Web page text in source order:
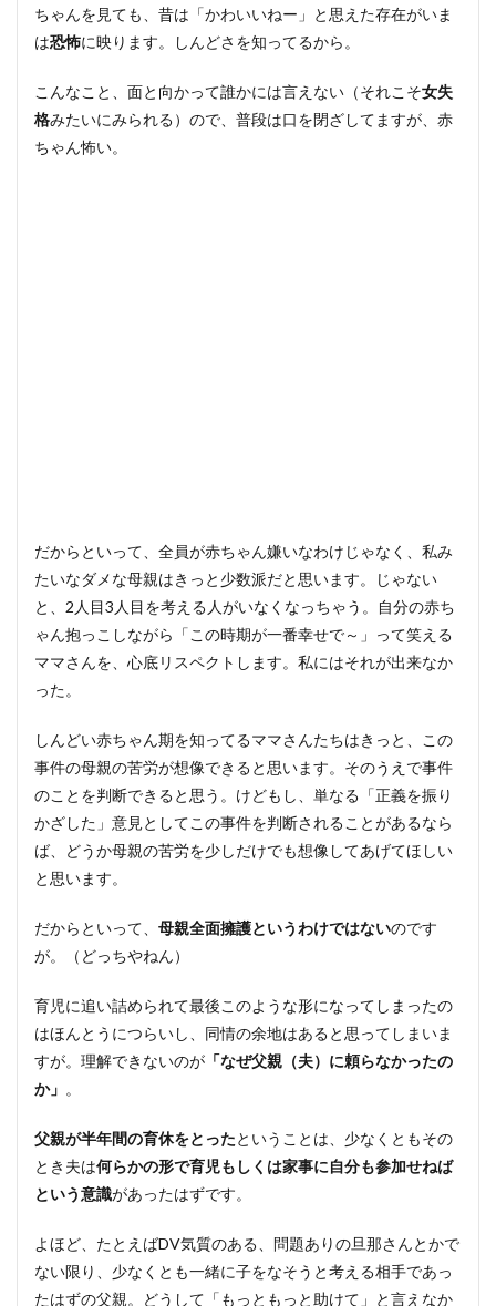
ちゃんを見ても、昔は「かわいいねー」と思えた存在がいま
は恐怖に映ります。しんどさを知ってるから。
こんなこと、面と向かって誰かには言えない（それこそ女失
格みたいにみられる）ので、普段は口を閉ざしてますが、赤
ちゃん怖い。
だからといって、全員が赤ちゃん嫌いなわけじゃなく、私み
たいなダメな母親はきっと少数派だと思います。じゃない
と、2人目3人目を考える人がいなくなっちゃう。自分の赤ち
ゃん抱っこしながら「この時期が一番幸せで～」って笑える
ママさんを、心底リスペクトします。私にはそれが出来なか
った。
しんどい赤ちゃん期を知ってるママさんたちはきっと、この
事件の母親の苦労が想像できると思います。そのうえで事件
のことを判断できると思う。けどもし、単なる「正義を振り
かざした」意見としてこの事件を判断されることがあるなら
ば、どうか母親の苦労を少しだけでも想像してあげてほしい
と思います。
だからといって、 母親全面擁護というわけではないのです
が。（どっちやねん）
育児に追い詰められて最後このような形になってしまったの
はほんとうにつらいし、同情の余地はあると思ってしまいま
すが。理解できないのが 「なぜ父親（夫）に頼らなかったの
か」 。
父親が半年間の育休をとったということは、少なくともその
とき夫は何らかの形で育児もしくは家事に自分も参加せねば
という意識があったはずです。
よほど、たとえばDV気質のある、問題ありの旦那さんとかで
ない限り、少なくとも一緒に子をなそうと考える相手であっ
たはずの父親。どうして「もっともっと助けて」と言えなか